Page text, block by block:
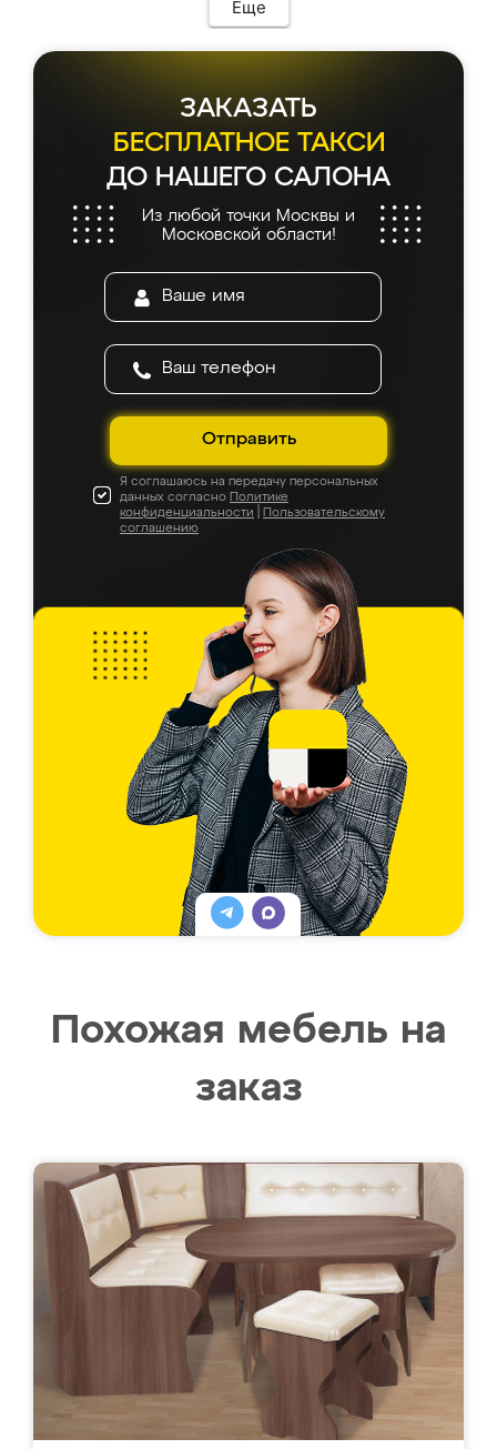
Еще
ЗАКАЗАТЬ
БЕСПЛАТНОЕ ТАКСИ
ДО НАШЕГО САЛОНА
Из любой точки Москвы и
Московской области!
Отправить
Я соглашаюсь на передачу персональных
данных согласно Политике
конфиденциальности
Пользовательскому
соглашению
Похожая мебель на
заказ